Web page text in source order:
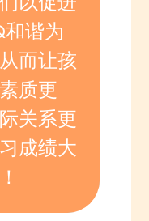
谐为
而让孩
质更
关系更
成绩大